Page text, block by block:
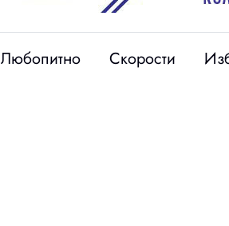
Любопитно Скорости
Продължава издирването